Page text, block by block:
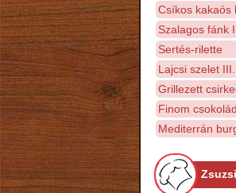
Csíkos kakaós
Szalagos fánk
Sertés-rilette
Lajcsi szelet III.
Grillezett
Finom
Mediterrán